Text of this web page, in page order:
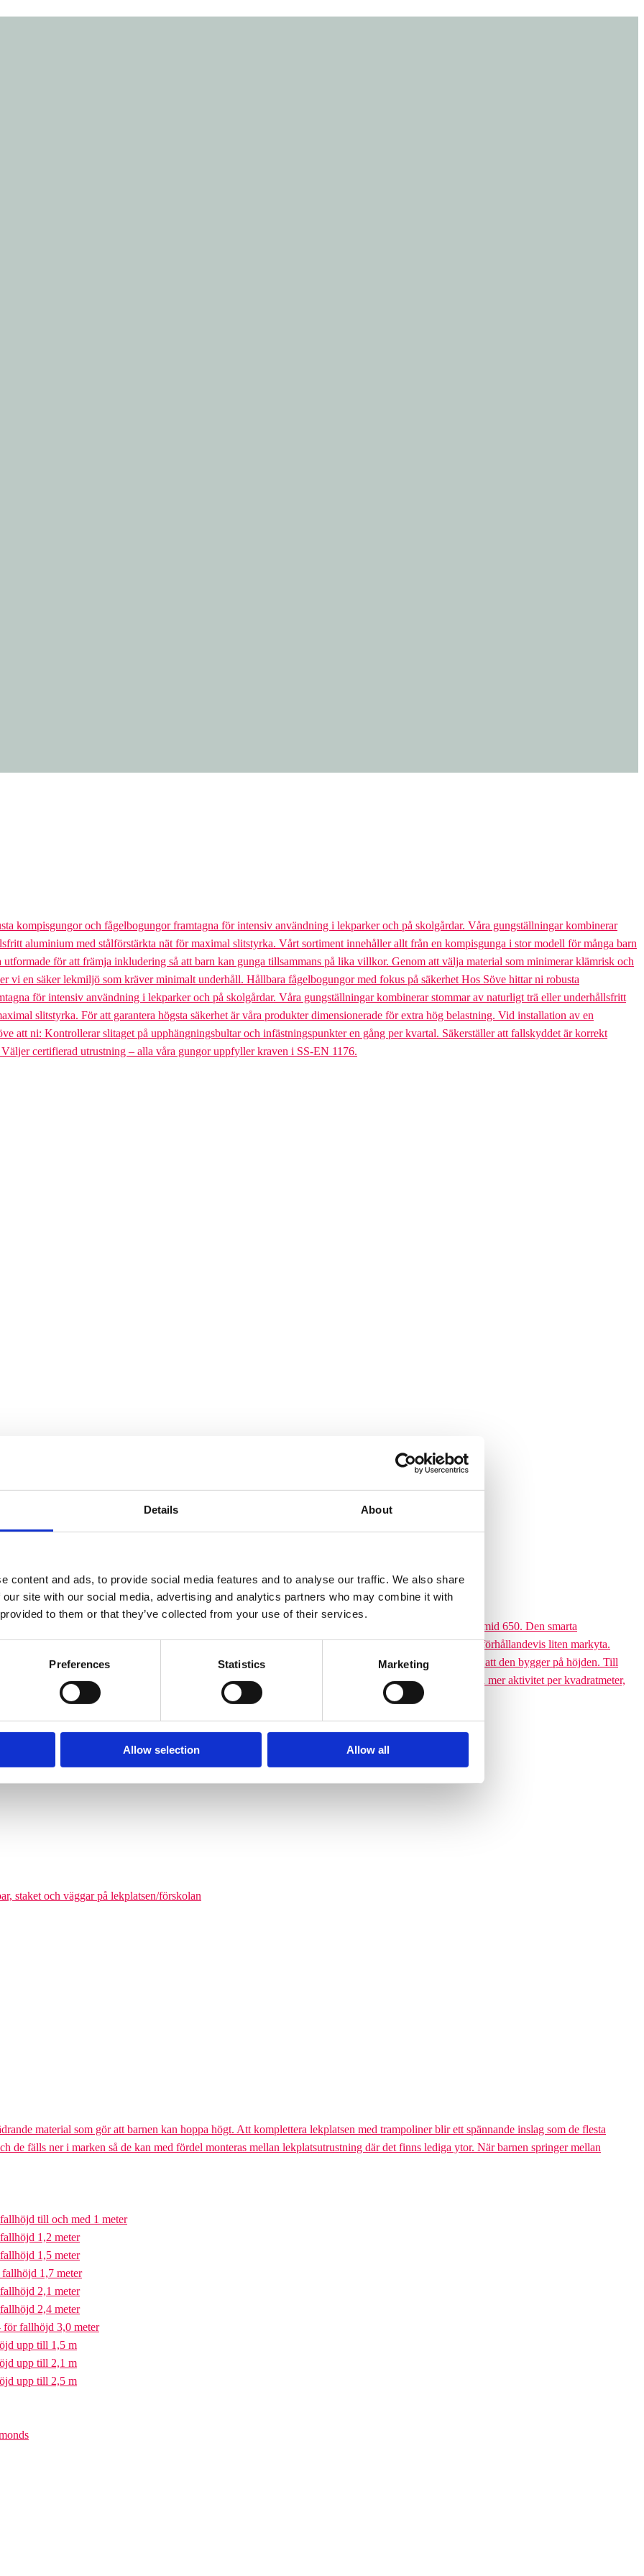
Details About
content and ads, to provide social media features and to analyse our traffic. We also share
site with our social media, advertising and analytics partners who may combine it with
to them or that they’ve collected from your use of their services.
Preferences Statistics Marketing
Allow selection Allow all
kompisgungor och fågelbogungor framtagna för intensiv användning i lekparker och på skolgårdar. Våra gungställningar kombinerar
aluminium med stålförstärkta nät för maximal slitstyrka. Vårt sortiment innehåller allt från en kompisgunga i stor modell för många barn
för att främja inkludering så att barn kan gunga tillsammans på lika villkor. Genom att välja material som minimerar klämrisk och
vi en säker lekmiljö som kräver minimalt underhåll. Hållbara fågelbogungor med fokus på säkerhet Hos Söve hittar ni robusta
för intensiv användning i lekparker och på skolgårdar. Våra gungställningar kombinerar stommar av naturligt trä eller underhållsfritt
slitstyrka. För att garantera högsta säkerhet är våra produkter dimensionerade för extra hög belastning. Vid installation av en
att ni: Kontrollerar slitaget på upphängningsbultar och infästningspunkter en gång per kvartal. Säkerställer att fallskyddet är korrekt
certifierad utrustning – alla våra gungor uppfyller kraven i SS-EN 1176.
finns i flera storlekar, från tre meters höjd upp till den 6,5 meter höga Climbing pyramid 650. Läs mer...
klätterpyramider finns i flera storlekar, från tre meters höjd upp till den 6,5 meter höga Climbing pyramid 650. Den smarta
barn från cirka 6 år och uppåt att klättra på en och samma gång. Dessutom tar klätterpyramiden upp en förhållandevis liten markyta.
med en diameter på cirka 9–14,5 meter. Det som gör klätterpyramiden till ett yteffektivt val är att den bygger på höjden. Till
större plats, maximerar nätstrukturen antalet användare på ytan. Ni får plats med betydligt fler barn och mer aktivitet per kvadratmeter,
och kommunala parker.
där man kan förena leken med matematikutmaningar
staket och väggar på lekplatsen/förskolan
material som gör att barnen kan hoppa högt. Att komplettera lekplatsen med trampoliner blir ett spännande inslag som de flesta
de fälls ner i marken så de kan med fördel monteras mellan lekplatsutrustning där det finns lediga ytor. När barnen springer mellan
till och med 1 meter
1,2 meter
1,5 meter
1,7 meter
2,1 meter
2,4 meter
för fallhöjd 3,0 meter
upp till 1,5 m
upp till 2,1 m
upp till 2,5 m